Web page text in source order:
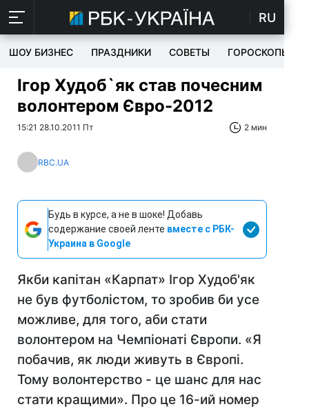
RU
ШОУ БИЗНЕС ПРАЗДНИКИ СОВЕТЫ ГОРОСКОПЫ
Ігор Худоб`як став почесним
волонтером Євро-2012
15:21 28.10.2011 Пт 2 мин
RBC.UA
Будь в курсе, а не в шоке! Добавь
содержание своей ленте вместе с РБК-
Украина в Google
Якби капітан «Карпат» Ігор Худоб'як
не був футболістом, то зробив би усе
можливе, для того, аби стати
волонтером на Чемпіонаті Європи. «Я
побачив, як люди живуть в Європі.
Тому волонтерство - це шанс для нас
стати кращими». Про це 16-ий номер